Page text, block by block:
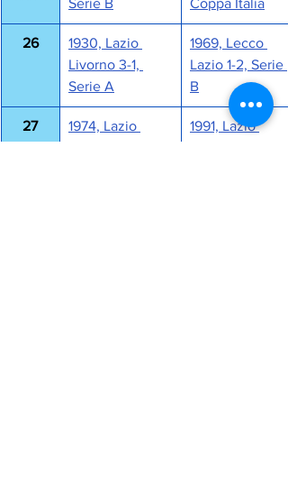
Serie B
Coppa Italia
26
1930, Lazio
Livorno 3-1,
Serie A
1969, Lecco
Lazio 1-2, Serie
B
27
1974, Lazio
1991, Lazio